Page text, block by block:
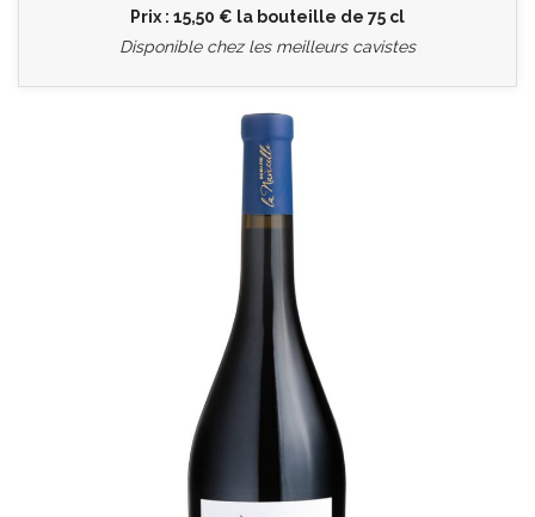
Prix : 15,50 € la bouteille de 75 cl
Disponible chez les meilleurs cavistes